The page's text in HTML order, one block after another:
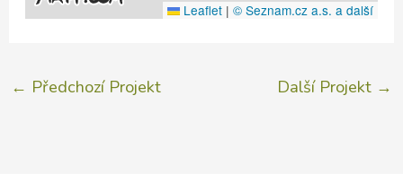
Leaflet | © Seznam.cz a.s. a další
← Předchozí Projekt Další Projekt →